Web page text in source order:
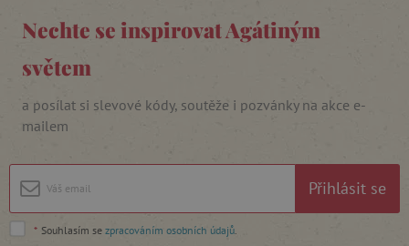
Nechte se inspirovat Agátiným
světem
a posílat si slevové kódy, soutěže i pozvánky na akce e-
mailem
Přihlásit se
* Souhlasím se zpracováním osobních údajů
PHP.net